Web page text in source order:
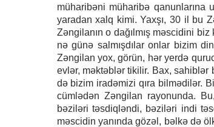
müharibəni müharibə
yaradan xalq kimi. Yaxşı, 30 il bu
Zəngilanın o dağılmış məscidini
nə günə salmışdılar onlar bizim
Zəngilan yox, görün, hər yerdə
evlər, məktəblər tikilir. Bax, sahiblər
də bizim iradəmizi qıra bilmədilər.
cümlədən Zəngilan rayonunda.
bəziləri təsdiqləndi, bəziləri indi
məscidin yanında gözəl, bəlkə də